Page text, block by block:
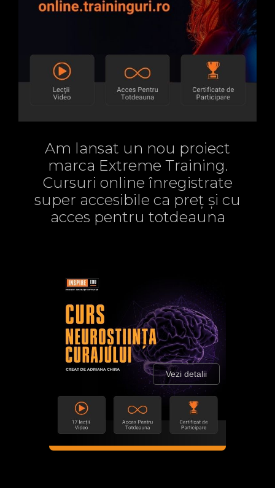
Am lansat un nou proiect
marca Extreme Training.
Cursuri online înregistrate
super accesibile ca preț și cu
acces pentru totdeauna
Vezi detalii